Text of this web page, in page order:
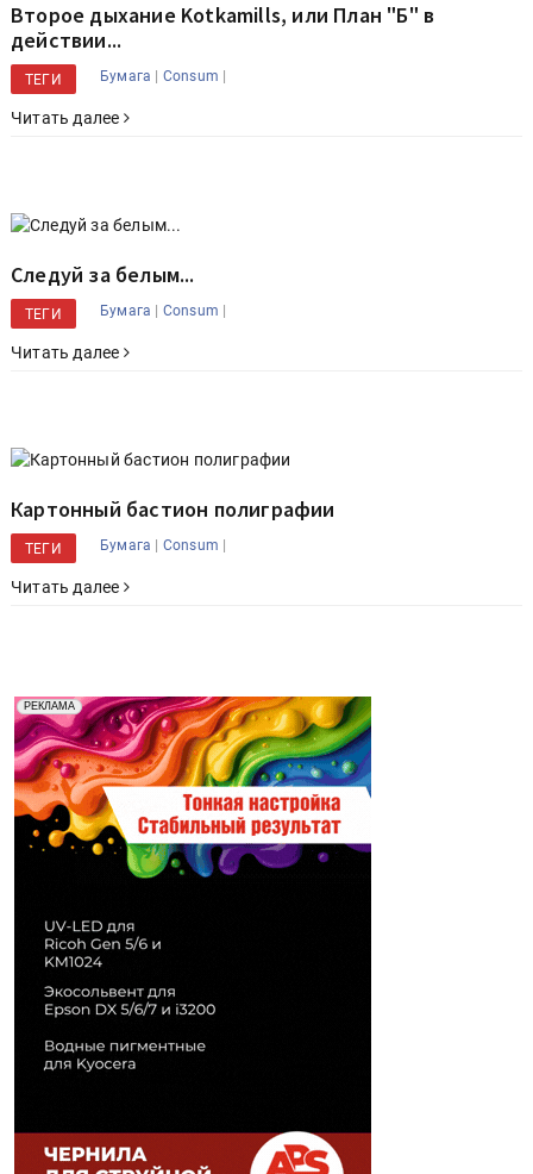
Второе дыхание Kotkamills, или План "Б" в
действии...
ТЕГИ Бумага | Consum |
Читать далее
Следуй за белым...
ТЕГИ Бумага | Consum |
Читать далее
Картонный бастион полиграфии
ТЕГИ Бумага | Consum |
Читать далее
РЕКЛАМА
Реклама. Рекламодатель ООО "Передовые Системы
Печати" erid: 2SDnjd2d4Qz